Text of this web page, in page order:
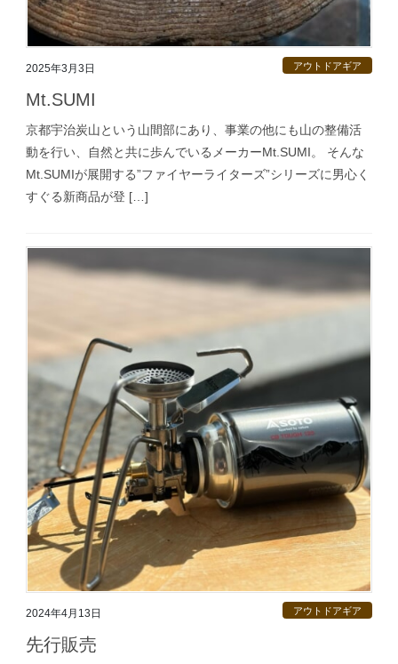
2025年3月3日 アウトドアギア
Mt.SUMI
京都宇治炭山という山間部にあり、事業の他にも山の整備活
動を行い、自然と共に歩んでいるメーカーMt.SUMI。 そんな
Mt.SUMIが展開する”ファイヤーライターズ”シリーズに男心く
すぐる新商品が登 […]
2024年4月13日 アウトドアギア
先行販売